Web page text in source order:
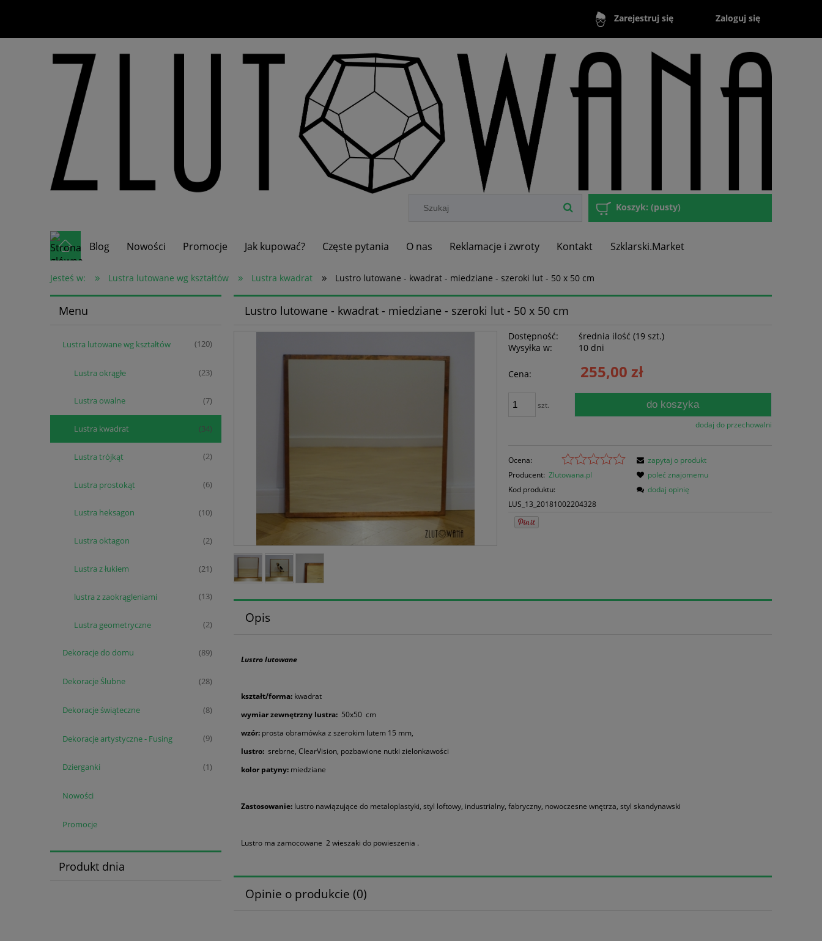
Zarejestruj się Zaloguj się
Koszyk: (pusty)
Blog Nowości Promocje Jak kupować? Częste pytania O nas Reklamacje i zwroty Kontakt Szklarski.Market
Jesteś w: » Lustra lutowane wg kształtów » Lustra kwadrat » Lustro lutowane - kwadrat - miedziane - szeroki lut - 50 x 50 cm
Menu
Lustra lutowane wg kształtów (120)
Lustra okrągłe (23)
Lustra owalne (7)
Lustra kwadrat (34)
Lustra trójkąt (2)
Lustra prostokąt (6)
Lustra heksagon (10)
Lustra oktagon (2)
Lustra z łukiem (21)
lustra z zaokrągleniami (13)
Lustra geometryczne (2)
Dekoracje do domu (89)
Dekoracje Ślubne (28)
Dekoracje świąteczne (8)
Dekoracje artystyczne - Fusing (9)
Dzierganki (1)
Nowości
Promocje
Produkt dnia
Lustro lutowane - kwadrat - miedziane - szeroki lut - 50 x 50 cm
Dostępność:
średnia ilość (19 szt.)
Wysyłka w:
10 dni
Cena: 255,00 zł
szt. do koszyka
dodaj do przechowalni
Ocena:
Producent: Zlutowana.pl
Kod produktu:
LUS_13_20181002204328
zapytaj o produkt
poleć znajomemu
dodaj opinię
Opis
Lustro lutowane
kształt/forma: kwadrat
wymiar zewnętrzny lustra: 50x50 cm
wzór: prosta obramówka z szerokim lutem 15 mm,
lustro: srebrne, ClearVision, pozbawione nutki zielonkawości
kolor patyny: miedziane
Zastosowanie: lustro nawiązujące do metaloplastyki, styl loftowy, industrialny, fabryczny, nowoczesne wnętrza, styl skandynawski
Lustro ma zamocowane 2 wieszaki do powieszenia .
Opinie o produkcie (0)